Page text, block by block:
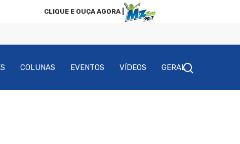
CLIQUE E OUÇA AGORA |
COLUNAS EVENTOS VÍDEOS GERAL